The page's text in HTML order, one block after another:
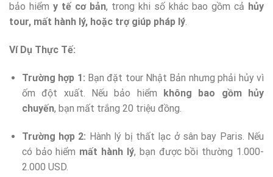
bảo hiểm y tế cơ bản, trong khi số khác bao gồm cả hủy
tour, mất hành lý, hoặc trợ giúp pháp lý.
Ví Dụ Thực Tế:
Trường hợp 1: Bạn đặt tour Nhật Bản nhưng phải hủy vì
ốm đột xuất. Nếu bảo hiểm không bao gồm hủy
chuyến, bạn mất trắng 20 triệu đồng.
Trường hợp 2: Hành lý bị thất lạc ở sân bay Paris. Nếu
có bảo hiểm mất hành lý, bạn được bồi thường 1.000-
2.000 USD.